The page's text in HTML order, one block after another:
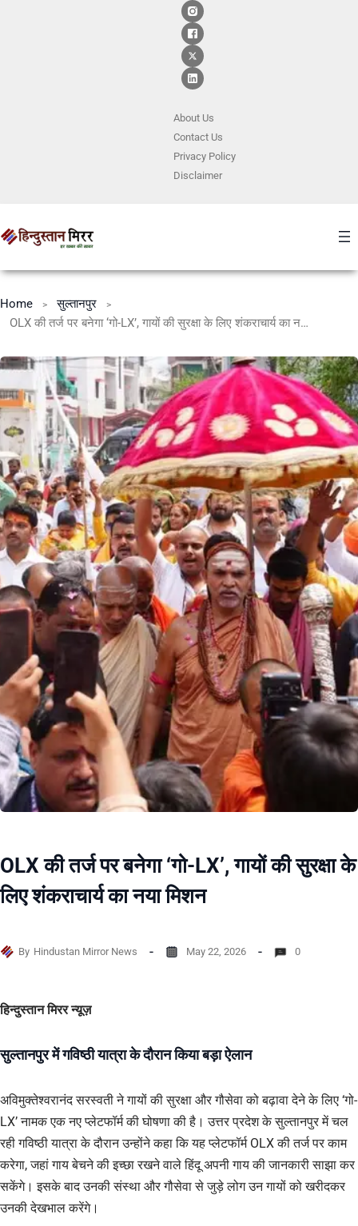
About Us
ContactUs
Privacy Policy
Disclaimer
Home
सुल्तानपुर
OLX की तर्ज पर बनेगा ‘गो-LX’, गायों की सुरक्षा के लिए शंकराचार्य का नया मिशन
OLX की तर्ज पर बनेगा ‘गो-LX’, गायों की सुरक्षा के
लिए शंकराचार्य का नया मिशन
By Hindustan Mirror News May 22, 2026 0
हिन्दुस्तान मिरर न्यूज़
सुल्तानपुर में गविष्ठी यात्रा के दौरान किया बड़ा ऐलान
अविमुक्तेश्वरानंद सरस्वती ने गायों की सुरक्षा और गौसेवा को बढ़ावा देने के लिए ‘गो-
LX’ नामक एक नए प्लेटफॉर्म की घोषणा की है। उत्तर प्रदेश के सुल्तानपुर में चल
रही गविष्ठी यात्रा के दौरान उन्होंने कहा कि यह प्लेटफॉर्म OLX की तर्ज पर काम
करेगा, जहां गाय बेचने की इच्छा रखने वाले हिंदू अपनी गाय की जानकारी साझा कर
सकेंगे। इसके बाद उनकी संस्था और गौसेवा से जुड़े लोग उन गायों को खरीदकर
उनकी देखभाल करेंगे।